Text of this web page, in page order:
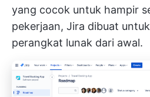
yang cocok untuk hampir
pekerjaan, Jira dibuat
perangkat lunak dari awal.